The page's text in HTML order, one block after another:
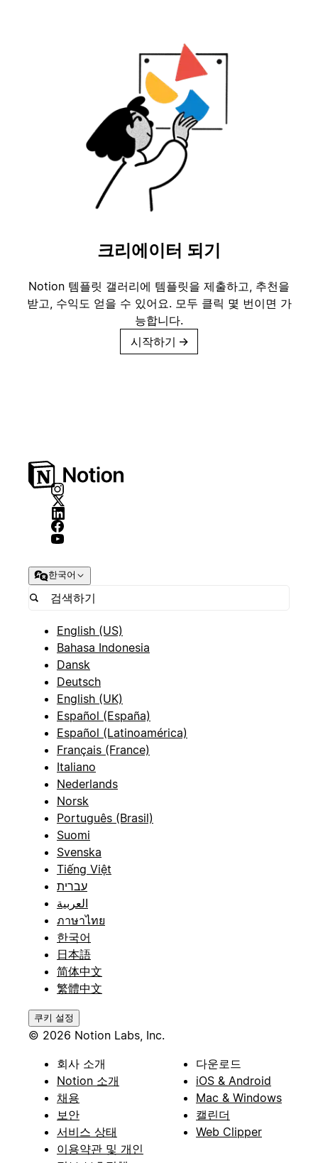
크리에이터 되기
Notion 템플릿 갤러리에 템플릿을 제출하고, 추천을
받고, 수익도 얻을 수 있어요. 모두 클릭 몇 번이면 가
능합니다.
시작하기 →
한국어
English (US)
Bahasa Indonesia
Dansk
Deutsch
English (UK)
Español (España)
Español (Latinoamérica)
Français (France)
Italiano
Nederlands
Norsk
Português (Brasil)
Suomi
Svenska
Tiếng Việt
עברית
العربية
ภาษาไทย
한국어
日本語
简体中文
繁體中文
쿠키 설정
© 2026 Notion Labs, Inc.
회사 소개
Notion 소개
채용
보안
서비스 상태
이용약관 및 개인
다운로드
iOS & Android
Mac & Windows
캘린더
Web Clipper